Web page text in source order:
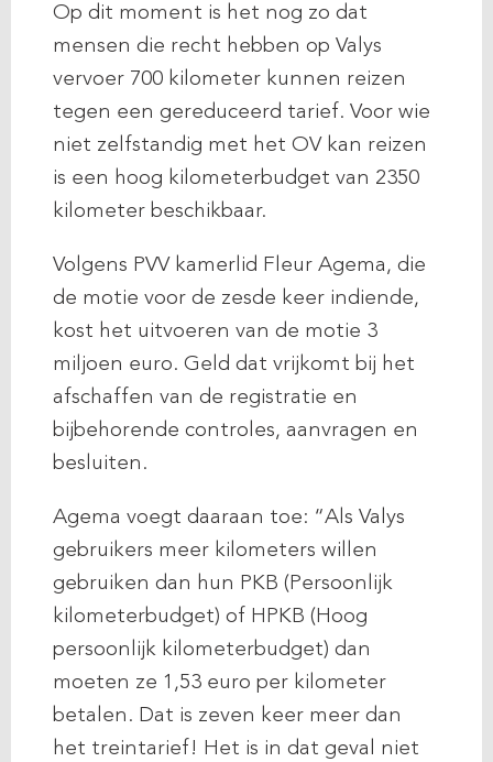
Op dit moment is het nog zo dat
mensen die recht hebben op Valys
vervoer 700 kilometer kunnen reizen
tegen een gereduceerd tarief. Voor wie
niet zelfstandig met het OV kan reizen
is een hoog kilometerbudget van 2350
kilometer beschikbaar.
Volgens PVV kamerlid Fleur Agema, die
de motie voor de zesde keer indiende,
kost het uitvoeren van de motie 3
miljoen euro. Geld dat vrijkomt bij het
afschaffen van de registratie en
bijbehorende controles, aanvragen en
besluiten.
Agema voegt daaraan toe: “Als Valys
gebruikers meer kilometers willen
gebruiken dan hun PKB (Persoonlijk
kilometerbudget) of HPKB (Hoog
persoonlijk kilometerbudget) dan
moeten ze 1,53 euro per kilometer
betalen. Dat is zeven keer meer dan
het treintarief! Het is in dat geval niet